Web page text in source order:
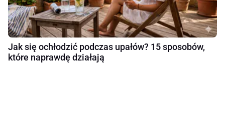
Jak się ochłodzić podczas upałów? 15 sposobów,
które naprawdę działają